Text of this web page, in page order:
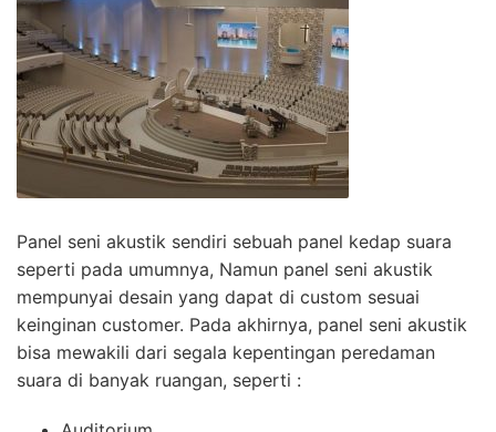
Panel seni akustik sendiri sebuah panel kedap suara
seperti pada umumnya, Namun panel seni akustik
mempunyai desain yang dapat di custom sesuai
keinginan customer. Pada akhirnya, panel seni akustik
bisa mewakili dari segala kepentingan peredaman
suara di banyak ruangan, seperti :